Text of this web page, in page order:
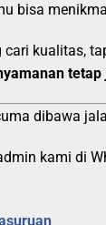
bisa
cari kualitas,
tetap
dibawa
kami di